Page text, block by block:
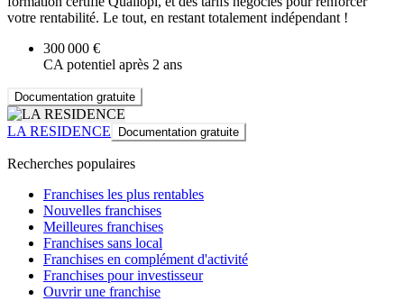
votre rentabilité. Le tout, en restant totalement indépendant !
300 000 €
CA potentiel après 2 ans
Documentation gratuite
LA RESIDENCE Documentation gratuite
Recherches populaires
Franchises les plus rentables
Nouvelles franchises
Meilleures franchises
Franchises sans local
Franchises en complément d'activité
Franchises pour investisseur
Ouvrir une franchise